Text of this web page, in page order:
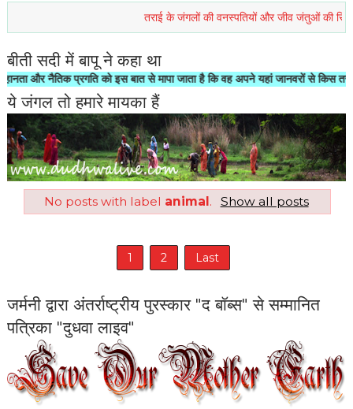
तराई के जंगलों की वनस्पतियों और जीव जंतुओं की रिहाइश
बीती सदी में बापू ने कहा था
नैतिक प्रगति को इस बात से मापा जाता है कि वह अपने यहां जानवरों से किस तरह का
ये जंगल तो हमारे मायका हैं
No posts with label animal. Show all posts
1 2 Last
जर्मनी द्वारा अंतर्राष्ट्रीय पुरस्कार "द बॉब्स" से सम्मानित
पत्रिका "दुधवा लाइव"